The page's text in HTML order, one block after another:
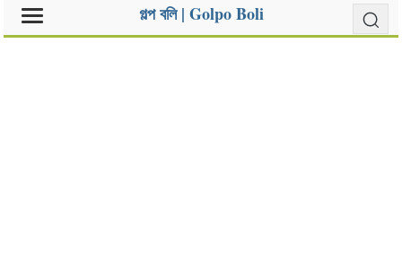
গল্প বলি | Golpo Boli